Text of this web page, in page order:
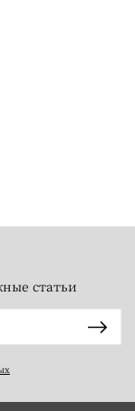
статьи